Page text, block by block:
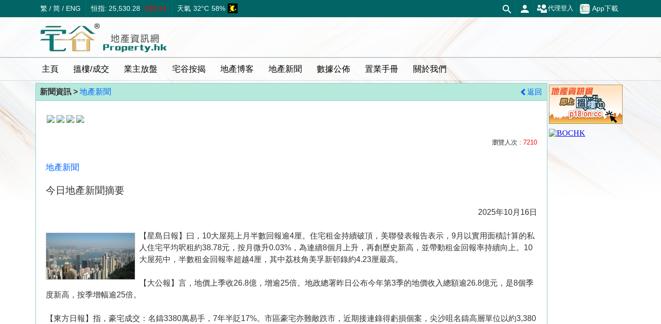
繁 / 简 / ENG 恒指: 25,530.28 -385.54 天氣 32°C 58% App下載
代理登入
主頁 搵樓/成交 業主放盤 宅谷按揭 地產博客 地產新聞 數據公佈 置業手冊 關於我們
新聞資訊 > 地產新聞 返回
瀏覽人次 : 7210
地產新聞
今日地產新聞摘要
2025年10月16日
【星島日報】曰，10大屋苑上月半數回報逾4厘。住宅租金持續破頂，美聯發表報告表示，9月以實用面積計算的私
人住宅平均呎租約38.78元，按月微升0.03%，為連續8個月上升，再創歷史新高，並帶動租金回報率持續向上。10
大屋苑中，半數租金回報率超越4厘，其中荔枝角美孚新邨錄約4.23厘最高。
【大公報】言，地價上季收26.8億，增逾25倍。地政總署昨日公布今年第3季的地價收入總額逾26.8億元，是8個季
度新高，按季增幅逾25倍。
【東方日報】指，豪宅成交：名鑄3380萬易手，7年半貶17%。市區豪宅亦難敵跌市，近期接連錄得虧損個案，尖沙咀名鑄高層單位以約3,380